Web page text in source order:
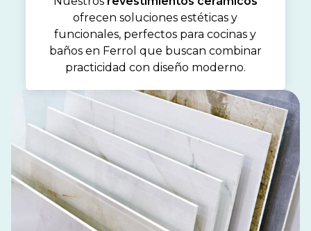
ofrecen soluciones estéticas y
funcionales, perfectos para cocinas y
baños en Ferrol que buscan combinar
practicidad con diseño moderno.